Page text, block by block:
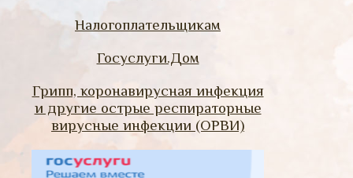
Налогоплательщикам
Госуслуги.Дом
Грипп, коронавирусная инфекция
и другие острые респираторные
вирусные инфекции (ОРВИ)